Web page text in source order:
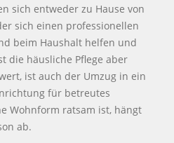
sich entweder zu Hause von
sich einen professionellen
beim Haushalt helfen und
die häusliche Pflege aber
ist auch der Umzug in ein
für betreutes
Wohnform ratsam ist, hängt
ab.